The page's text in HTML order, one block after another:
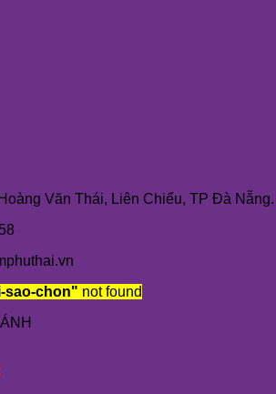
Văn Thái, Liên Chiểu, TP Đà Nẵng.
sao-chon" not found